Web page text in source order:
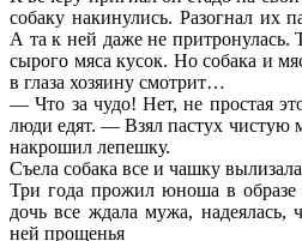
собаку накинулись. Разогнал их
А та к ней даже не притронулась.
сырого мяса кусок. Но собака и
в глаза хозяину смотрит…
— Что за чудо! Нет, не простая
люди едят. — Взял пастух чистую
накрошил лепешку.
Съела собака все и чашку
Три года прожил юноша в образе
дочь все ждала мужа, надеялась,
ней прощенья